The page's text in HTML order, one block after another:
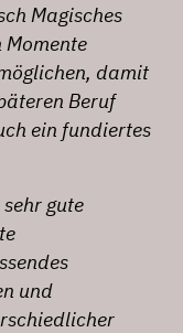
Magisches
Momente
damit
Beruf
ein fundiertes
gute
und